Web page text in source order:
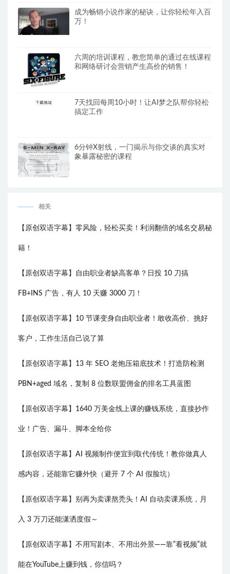
成为畅销小说作家的秘诀，让你轻松年入百
万！
六周的培训课程，教您简单的通过在线课程
和网络研讨会营销产生高价的销售！
7天找回每周10小时！让AI梦之队帮你轻松
搞定工作
6分钟X射线，一门揭示与你交谈的真实对
象暴露秘密的课程
相关
【原创双语字幕】零风险，轻松买卖！利润翻倍的域名交易秘
籍！
【原创双语字幕】自由职业者缺高客单？日投 10 刀搞
FB+INS 广告，有人 10 天赚 3000 刀！
【原创双语字幕】10 节课变身自由职业者！敢收高价、挑好
客户，工作生活自己说了算
【原创双语字幕】13 年 SEO 老炮压箱底技术！打造防检测
PBN+aged 域名，复制 8 位数联盟佣金的排名工具蓝图
【原创双语字幕】1640 万美金线上课的赚钱系统，直接抄作
业！广告、漏斗、脚本全给你
【原创双语字幕】AI 视频制作便宜到取代传统！教你做真人
感内容，还能靠它赚外快（避开 7 个 AI 假脸坑）
【原创双语字幕】别再为卖课熬秃头！AI 自动卖课系统，月
入 3 万刀还能潇洒度假～
【原创双语字幕】不用写剧本、不用出外景——靠”看视频”就
能在YouTube上赚到钱，你信吗？